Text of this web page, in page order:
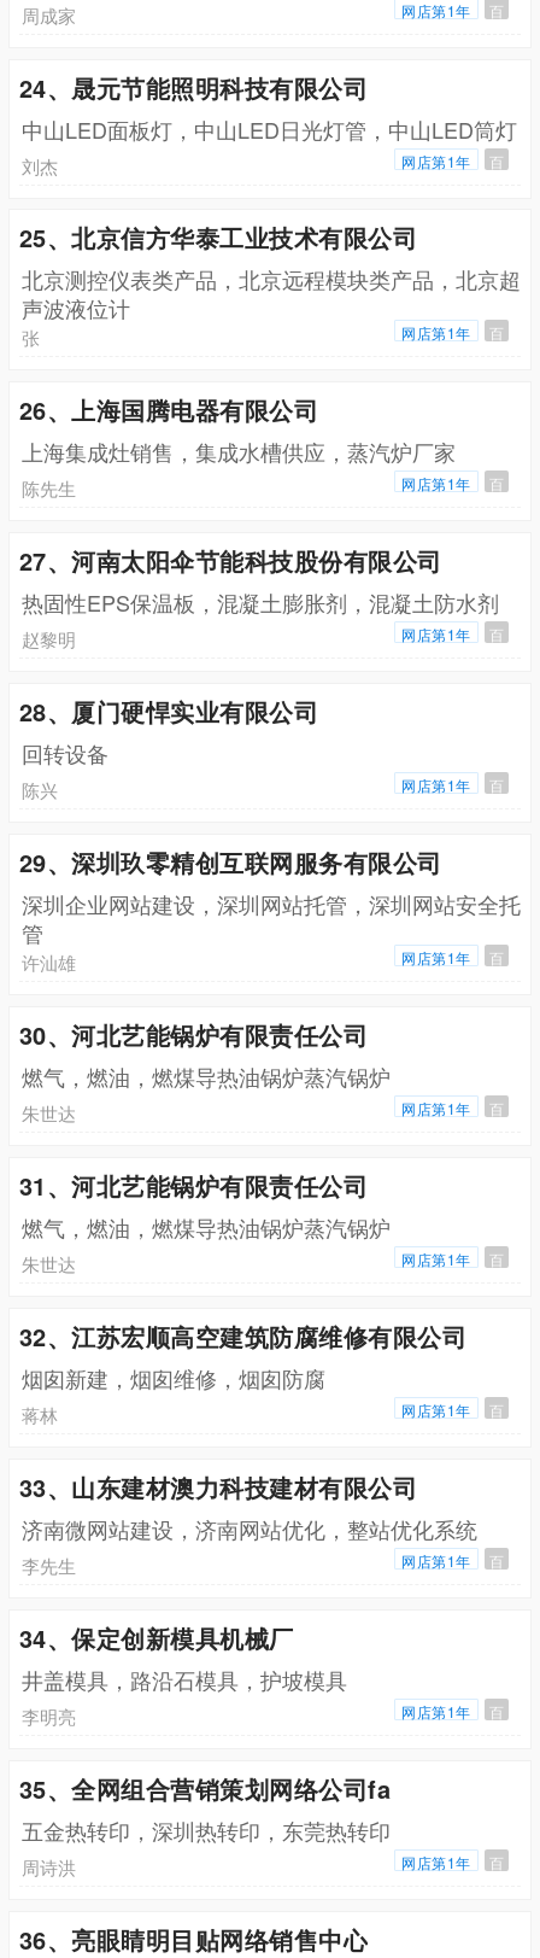
周成家 网店第1年 百
24、晟元节能照明科技有限公司
中山LED面板灯，中山LED日光灯管，中山LED筒灯
刘杰 网店第1年 百
25、北京信方华泰工业技术有限公司
北京测控仪表类产品，北京远程模块类产品，北京超
声波液位计
张 网店第1年 百
26、上海国腾电器有限公司
上海集成灶销售，集成水槽供应，蒸汽炉厂家
陈先生 网店第1年 百
27、河南太阳伞节能科技股份有限公司
热固性EPS保温板，混凝土膨胀剂，混凝土防水剂
赵黎明 网店第1年 百
28、厦门硬悍实业有限公司
回转设备
陈兴 网店第1年 百
29、深圳玖零精创互联网服务有限公司
深圳企业网站建设，深圳网站托管，深圳网站安全托
管
许汕雄 网店第1年 百
30、河北艺能锅炉有限责任公司
燃气，燃油，燃煤导热油锅炉蒸汽锅炉
朱世达 网店第1年 百
31、河北艺能锅炉有限责任公司
燃气，燃油，燃煤导热油锅炉蒸汽锅炉
朱世达 网店第1年 百
32、江苏宏顺高空建筑防腐维修有限公司
烟囱新建，烟囱维修，烟囱防腐
蒋林 网店第1年 百
33、山东建材澳力科技建材有限公司
济南微网站建设，济南网站优化，整站优化系统
李先生 网店第1年 百
34、保定创新模具机械厂
井盖模具，路沿石模具，护坡模具
李明亮 网店第1年 百
35、全网组合营销策划网络公司fa
五金热转印，深圳热转印，东莞热转印
周诗洪 网店第1年 百
36、亮眼睛明目贴网络销售中心